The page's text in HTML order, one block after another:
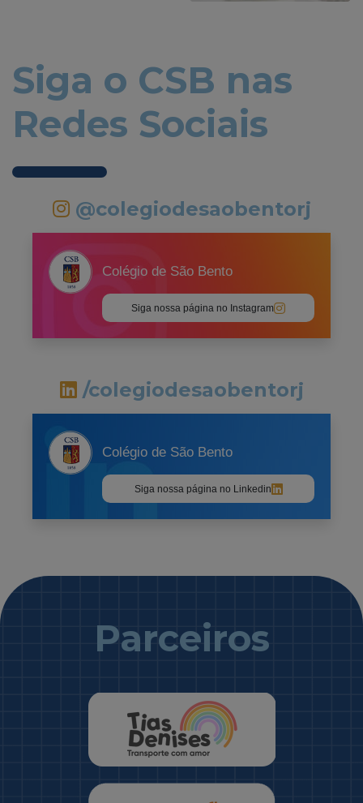
Siga o CSB nas
Redes Sociais
@colegiodesaobentorj
Colégio de São Bento
Siga nossa página no Instagram
/colegiodesaobentorj
Colégio de São Bento
Siga nossa página no Linkedin
Parceiros